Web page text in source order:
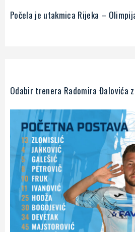
Počela je utakmica Rijeka –
Odabir trenera Radomira Đalovića